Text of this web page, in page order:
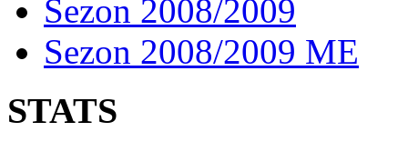
Sezon 2008/2009
Sezon 2008/2009 ME
STATS